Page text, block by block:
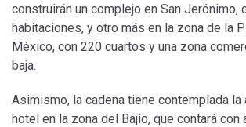
construirán un complejo en San Jerónimo,
habitaciones, y otro más en la zona de la
México, con 220 cuartos y una zona
baja.
Asimismo, la cadena tiene contemplada la
hotel en la zona del Bajío, que contará con